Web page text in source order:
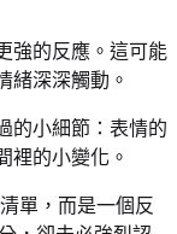
強的反應。這可能
緒深深觸動。
的小細節：表情的
裡的小變化。
單，而是一個反